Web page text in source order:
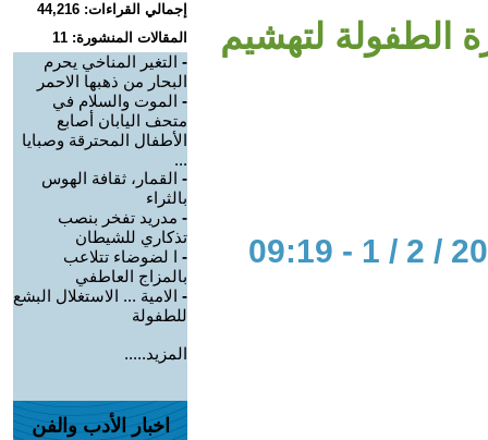
الطفولة لتهشيم
إجمالي القراءات: 44,216
المقالات المنشورة: 11
- التغير المناخي يحرم
البحار من ذهبها الاحمر
- الموت والسلام في
متحف اليابان أصابع
الأطفال المحترقة وصبايا
...
- القمار، ثقافة الهوس
بالثراء
- مدريد تفخر بنصب
تذكاري للشيطان
- ا لضوضاء تتلاعب
بالمزاج العاطفي
- الامية ... الاستغلال البشع
للطفولة
المزيد.....
اخبار الأدب والفن